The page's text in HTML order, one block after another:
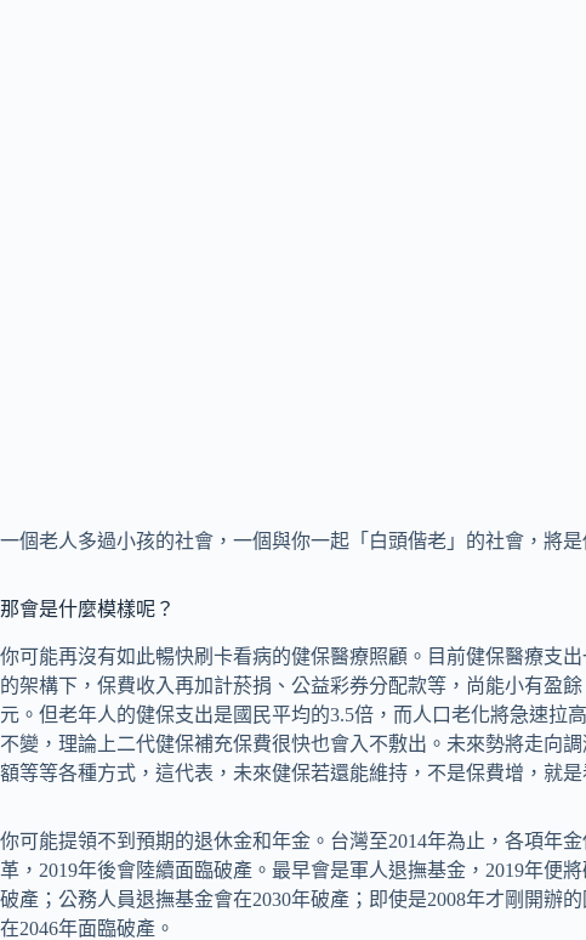
一個老人多過小孩的社會，一個與你一起「白頭偕老」的社會，將
那會是什麼模樣呢？
你可能再沒有如此暢快刷卡看病的健保醫療照顧。目前健保醫療支
的架構下，保費收入再加計菸捐、公益彩券分配款等，尚能小有盈
元。但老年人的健保支出是國民平均的3.5倍，而人口老化將急速拉
不變，理論上二代健保補充保費很快也會入不敷出。未來勢將走向
額等等各種方式，這代表，未來健保若還能維持，不是保費增，就
你可能提領不到預期的退休金和年金。台灣至2014年為止，各項年
革，2019年後會陸續面臨破產。最早會是軍人退撫基金，2019年便
破產；公務人員退撫基金會在2030年破產；即使是2008年才剛開辦
在2046年面臨破產。